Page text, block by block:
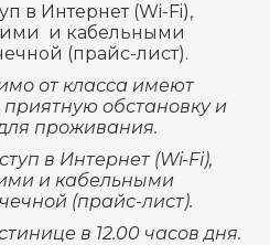
в Интернет (Wi-Fi),
и кабельными
(прайс-лист).
от класса имеют
обстановку и
проживания.
в Интернет (Wi-Fi),
и кабельными
(прайс-лист).
в 12.00 часов дня.